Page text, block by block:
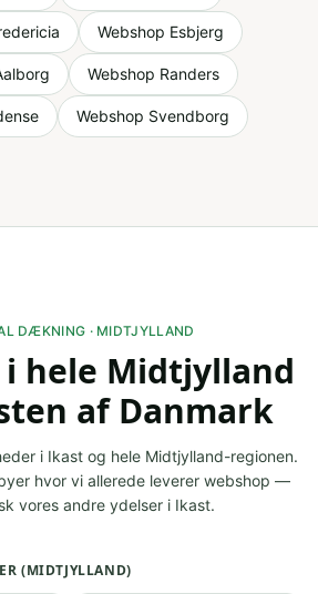
Webshop Esbjerg
Webshop Randers
Webshop Svendborg
DÆKNING · MIDTJYLLAND
i hele Midtjylland
af Danmark
i Ikastog hele Midtjylland-regionen.
hvor vi allerede leverer webshop —
vores andre ydelser i Ikast.
(MIDTJYLLAND)